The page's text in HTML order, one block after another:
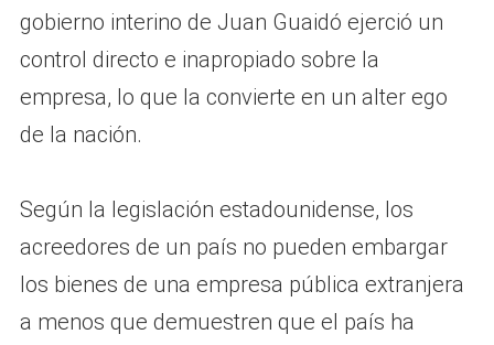
gobierno interino de Juan Guaidó ejerció un
control directo e inapropiado sobre la
empresa, lo que la convierte en un alter ego
de la nación.
Según la legislación estadounidense, los
acreedores de un país no pueden embargar
los bienes de una empresa pública extranjera
a menos que demuestren que el país ha